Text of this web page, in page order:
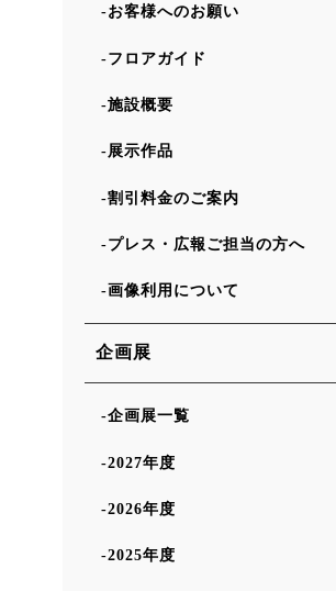
お客様へのお願い
フロアガイド
施設概要
展示作品
割引料金のご案内
プレス・広報ご担当の方へ
画像利用について
企画展
企画展一覧
2027年度
2026年度
2025年度